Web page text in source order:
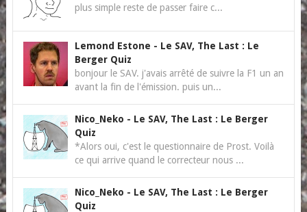
plus simple reste de passer faire c...
Lemond Estone - Le SAV, The Last : Le
Berger Quiz
bonjour le SAV. j'avais arrêté de suivre la F1 un an
avant la fin de l'émission. puis un...
Nico_Neko - Le SAV, The Last : Le Berger
Quiz
*Alors oui, c'est le questionnaire de Prost. Voilà
ce qui arrive quand le correcteur nous ...
Nico_Neko - Le SAV, The Last : Le Berger
Quiz